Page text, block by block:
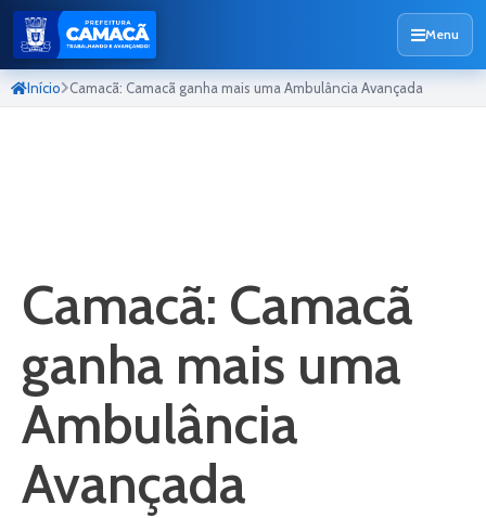
Menu
Início Camacã: Camacã ganha mais uma Ambulância Avançada
Camacã: Camacã
ganha mais uma
Ambulância
Avançada